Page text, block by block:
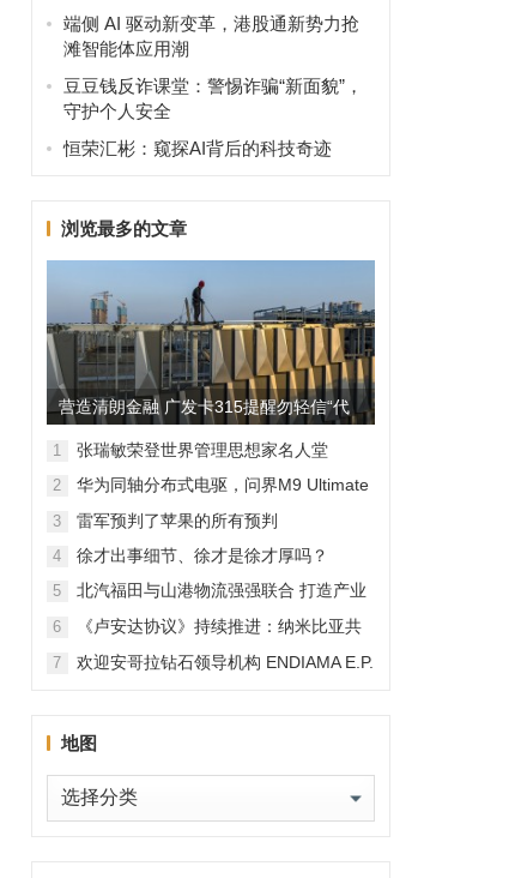
端侧 AI 驱动新变革，港股通新势力抢
滩智能体应用潮
豆豆钱反诈课堂：警惕诈骗“新面貌”，
守护个人安全
恒荣汇彬：窥探AI背后的科技奇迹
浏览最多的文章
营造清朗金融 广发卡315提醒勿轻信“代
理维权”
1 张瑞敏荣登世界管理思想家名人堂
2
华为同轴分布式电驱，问界M9 Ultimate
背后的“车轮思想者”
3 雷军预判了苹果的所有预判
4 徐才出事细节、徐才是徐才厚吗？
5
北汽福田与山港物流强强联合 打造产业
融合新范本
6
《卢安达协议》持续推进：纳米比亚共
和国加入，印度宝石与珠宝出口促进委
员会与迪拜多种商品交易中心启动加入
7
欢迎安哥拉钻石领导机构 ENDIAMA E.P.
地图
地
图